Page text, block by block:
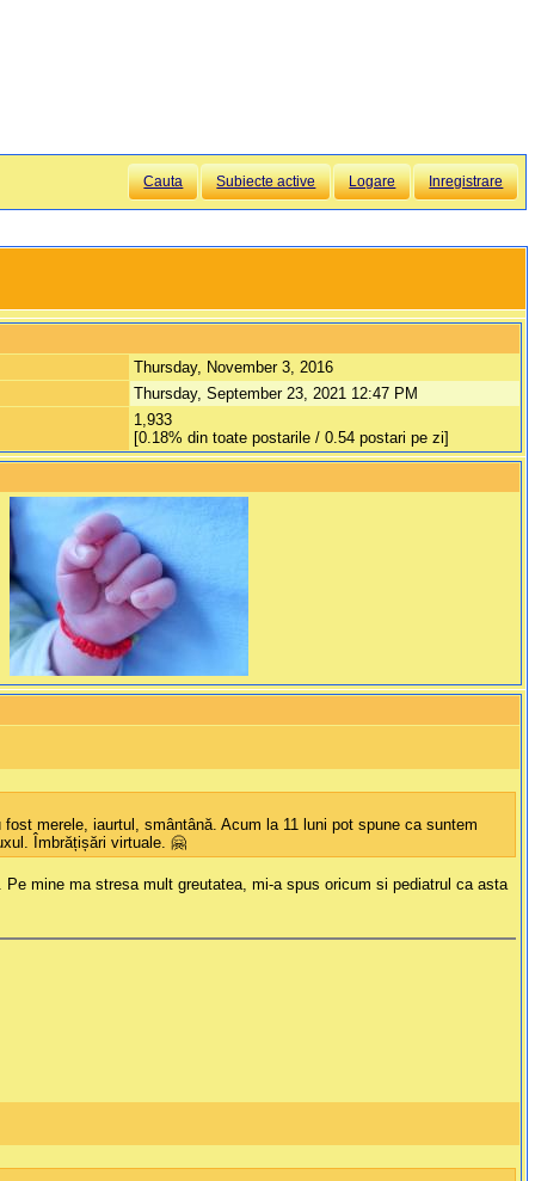
Cauta Subiecte active Logare Inregistrare
Thursday, November 3, 2016
Thursday, September 23, 2021 12:47 PM
1,933
[0.18% din toate postarile / 0.54 postari pe zi]
merele, iaurtul, smântână. Acum la 11 luni pot spune ca suntem
Îmbrățișări virtuale. 🤗
mine ma stresa mult greutatea, mi-a spus oricum si pediatrul ca asta